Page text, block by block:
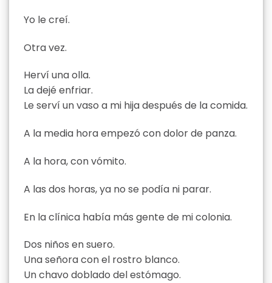
Yo le creí.
Otra vez.
Herví una olla.
La dejé enfriar.
Le serví un vaso a mi hija después de la comida.
A la media hora empezó con dolor de panza.
A la hora, con vómito.
A las dos horas, ya no se podía ni parar.
En la clínica había más gente de mi colonia.
Dos niños en suero.
Una señora con el rostro blanco.
Un chavo doblado del estómago.